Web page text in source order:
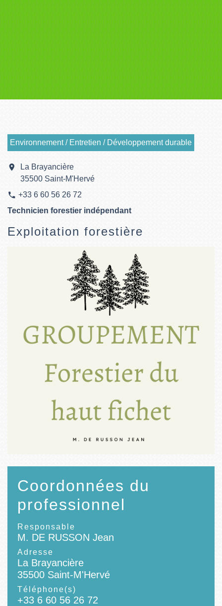
Environnement / Entretien / Développement durable
location_on
La Brayancière
35500 Saint-M'Hervé
phone +33 6 60 56 26 72
Technicien forestier indépendant
Exploitation forestière
Coordonnées du
professionnel
Responsable
M. DE RUSSON Jean
Adresse
La Brayancière
35500 Saint-M'Hervé
Téléphone(s)
+33 6 60 56 26 72